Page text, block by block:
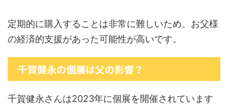
定期的に購入することは非常に難しいため、お父様
の経済的支援があった可能性が高いです。
千賀健永の個展は父の影響？
千賀健永さんは2023年に個展を開催されています